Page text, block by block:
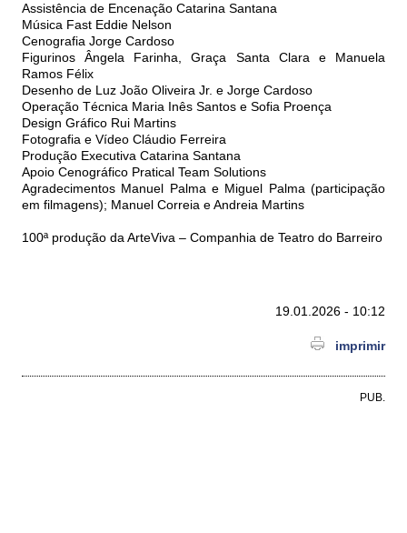
Assistência de Encenação Catarina Santana
Música Fast Eddie Nelson
Cenografia Jorge Cardoso
Figurinos Ângela Farinha, Graça Santa Clara e Manuela
Ramos Félix
Desenho de Luz João Oliveira Jr. e Jorge Cardoso
Operação Técnica Maria Inês Santos e Sofia Proença
Design Gráfico Rui Martins
Fotografia e Vídeo Cláudio Ferreira
Produção Executiva Catarina Santana
Apoio Cenográfico Pratical Team Solutions
Agradecimentos Manuel Palma e Miguel Palma (participação
em filmagens); Manuel Correia e Andreia Martins
100ª produção da ArteViva – Companhia de Teatro do Barreiro
19.01.2026 - 10:12
imprimir
PUB.